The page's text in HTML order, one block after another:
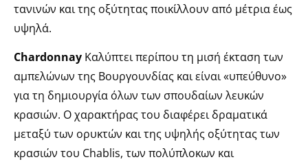
τανινών και της οξύτητας ποικίλλουν από μέτρια έως
υψηλά.
Chardonnay Kαλύπτει περίπου τη μισή έκταση των
αμπελώνων της Βουργουνδίας και είναι «υπεύθυνο»
για τη δημιουργία όλων των σπουδαίων λευκών
κρασιών. Ο χαρακτήρας του διαφέρει δραματικά
μεταξύ των ορυκτών και της υψηλής οξύτητας των
κρασιών του Chablis, των πολύπλοκων και